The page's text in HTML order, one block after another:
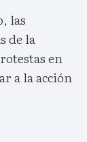
las
de la
en
a la acción